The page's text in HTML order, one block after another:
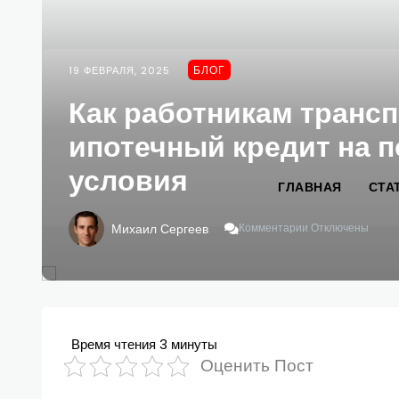
ГЛАВНАЯ
19 ФЕВРАЛЯ, 2025 БЛОГ
Как работникам
ипотечный кредит на
условия
Михаил Сергеев Комментарии
Записи
На
Отключены
Время чтения 3 минуты
Оценить Пост